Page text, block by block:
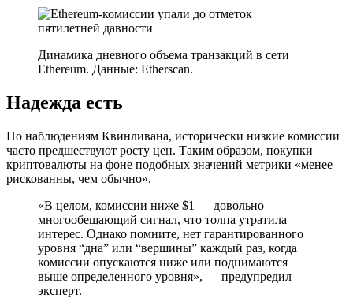
Динамика дневного объема транзакций в сети
Ethereum. Данные: Etherscan.
Надежда есть
По наблюдениям Квинливана, исторически низкие комиссии
часто предшествуют росту цен. Таким образом, покупки
криптовалюты на фоне подобных значений метрики «менее
рискованны, чем обычно».
«В целом, комиссии ниже $1 — довольно
многообещающий сигнал, что толпа утратила
интерес. Однако помните, нет гарантированного
уровня “дна” или “вершины” каждый раз, когда
комиссии опускаются ниже или поднимаются
выше определенного уровня», — предупредил
эксперт.